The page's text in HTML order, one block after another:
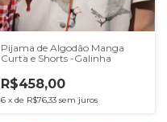
Pijama de Algodão Manga
Curta e Shorts -Galinha
R$458,00
6 x de R$76,33 sem juros